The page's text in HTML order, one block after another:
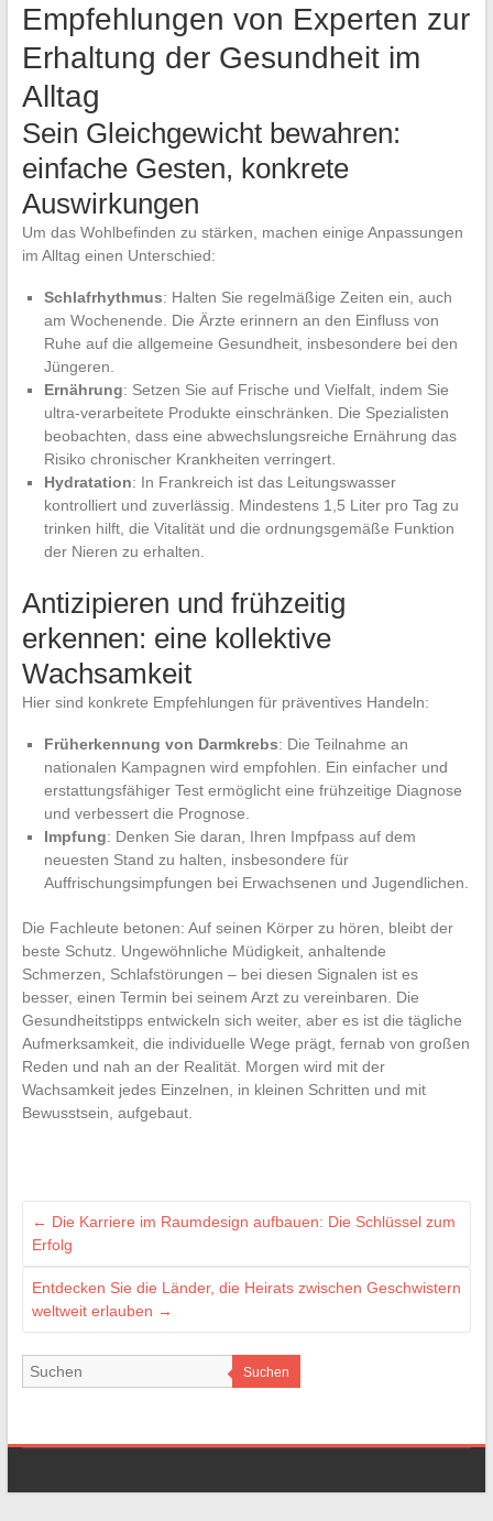
Empfehlungen von Experten zur
Erhaltung der Gesundheit im
Alltag
Sein Gleichgewicht bewahren:
einfache Gesten, konkrete
Auswirkungen
Um das Wohlbefinden zu stärken, machen einige Anpassungen
im Alltag einen Unterschied:
Schlafrhythmus: Halten Sie regelmäßige Zeiten ein, auch
am Wochenende. Die Ärzte erinnern an den Einfluss von
Ruhe auf die allgemeine Gesundheit, insbesondere bei den
Jüngeren.
Ernährung: Setzen Sie auf Frische und Vielfalt, indem Sie
ultra-verarbeitete Produkte einschränken. Die Spezialisten
beobachten, dass eine abwechslungsreiche Ernährung das
Risiko chronischer Krankheiten verringert.
Hydratation: In Frankreich ist das Leitungswasser
kontrolliert und zuverlässig. Mindestens 1,5 Liter pro Tag zu
trinken hilft, die Vitalität und die ordnungsgemäße Funktion
der Nieren zu erhalten.
Antizipieren und frühzeitig
erkennen: eine kollektive
Wachsamkeit
Hier sind konkrete Empfehlungen für präventives Handeln:
Früherkennung von Darmkrebs: Die Teilnahme an
nationalen Kampagnen wird empfohlen. Ein einfacher und
erstattungsfähiger Test ermöglicht eine frühzeitige Diagnose
und verbessert die Prognose.
Impfung: Denken Sie daran, Ihren Impfpass auf dem
neuesten Stand zu halten, insbesondere für
Auffrischungsimpfungen bei Erwachsenen und Jugendlichen.
Die Fachleute betonen: Auf seinen Körper zu hören, bleibt der
beste Schutz. Ungewöhnliche Müdigkeit, anhaltende
Schmerzen, Schlafstörungen – bei diesen Signalen ist es
besser, einen Termin bei seinem Arzt zu vereinbaren. Die
Gesundheitstipps entwickeln sich weiter, aber es ist die tägliche
Aufmerksamkeit, die individuelle Wege prägt, fernab von großen
Reden und nah an der Realität. Morgen wird mit der
Wachsamkeit jedes Einzelnen, in kleinen Schritten und mit
Bewusstsein, aufgebaut.
← Die Karriere im Raumdesign aufbauen: Die Schlüssel zum
Erfolg
Entdecken Sie die Länder, die Heirats zwischen Geschwistern
weltweit erlauben →
Suchen